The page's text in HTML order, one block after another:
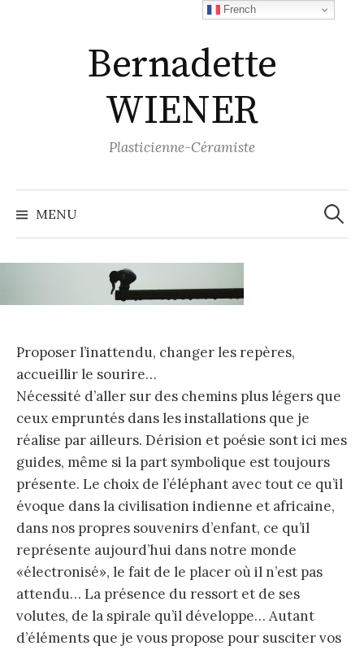
Bernadette
WIENER
Plasticienne-Céramiste
MENU
Proposer l’inattendu, changer les repères,
accueillir le sourire…
Nécessité d’aller sur des chemins plus légers que
ceux empruntés dans les installations que je
réalise par ailleurs. Dérision et poésie sont ici mes
guides, même si la part symbolique est toujours
présente. Le choix de l’éléphant avec tout ce qu’il
évoque dans la civilisation indienne et africaine,
dans nos propres souvenirs d’enfant, ce qu’il
représente aujourd’hui dans notre monde
«électronisé», le fait de le placer où il n’est pas
attendu… La présence du ressort et de ses
volutes, de la spirale qu’il développe… Autant
d’éléments que je vous propose pour susciter vos
French